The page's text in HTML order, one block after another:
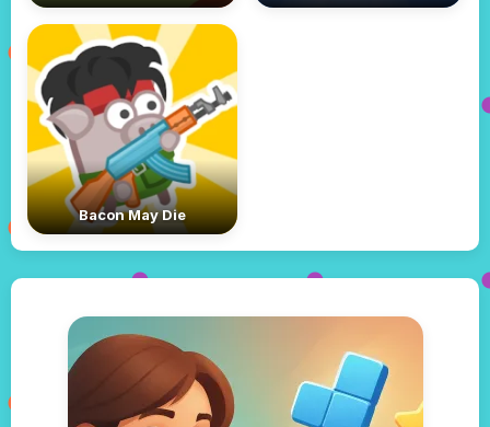
Bacon May Die